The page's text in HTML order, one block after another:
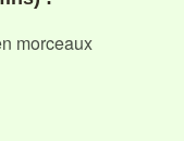
morceaux